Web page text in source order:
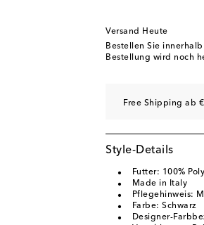
Versand Heute
Bestellen Sie innerhalb
Bestellung wird noch
Free Shipping ab
Style-Details
Futter: 100%
Made in Italy
Pflegehinweis:
Farbe: Schwarz
Designer-